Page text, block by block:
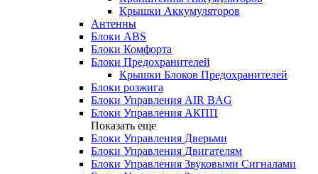
Крышки Аккумуляторов
Антенны
Блоки ABS
Блоки Комфорта
Блоки Предохранителей
Крышки Блоков Предохранителей
Блоки розжига
Блоки Управления AIR BAG
Блоки Управления АКПП
Показать еще
Блоки Управления Дверьми
Блоки Управления Двигателям
Блоки Управления Звуковыми Сигналами